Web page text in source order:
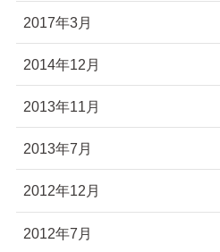
2017年3月
2014年12月
2013年11月
2013年7月
2012年12月
2012年7月